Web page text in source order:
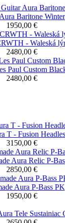
vyrábané
s
kategórie.
Aura Metal 001
2350,00 €
Aura P-Bass PK
1950,00 €
Aura The Beast 4
1950,00 €